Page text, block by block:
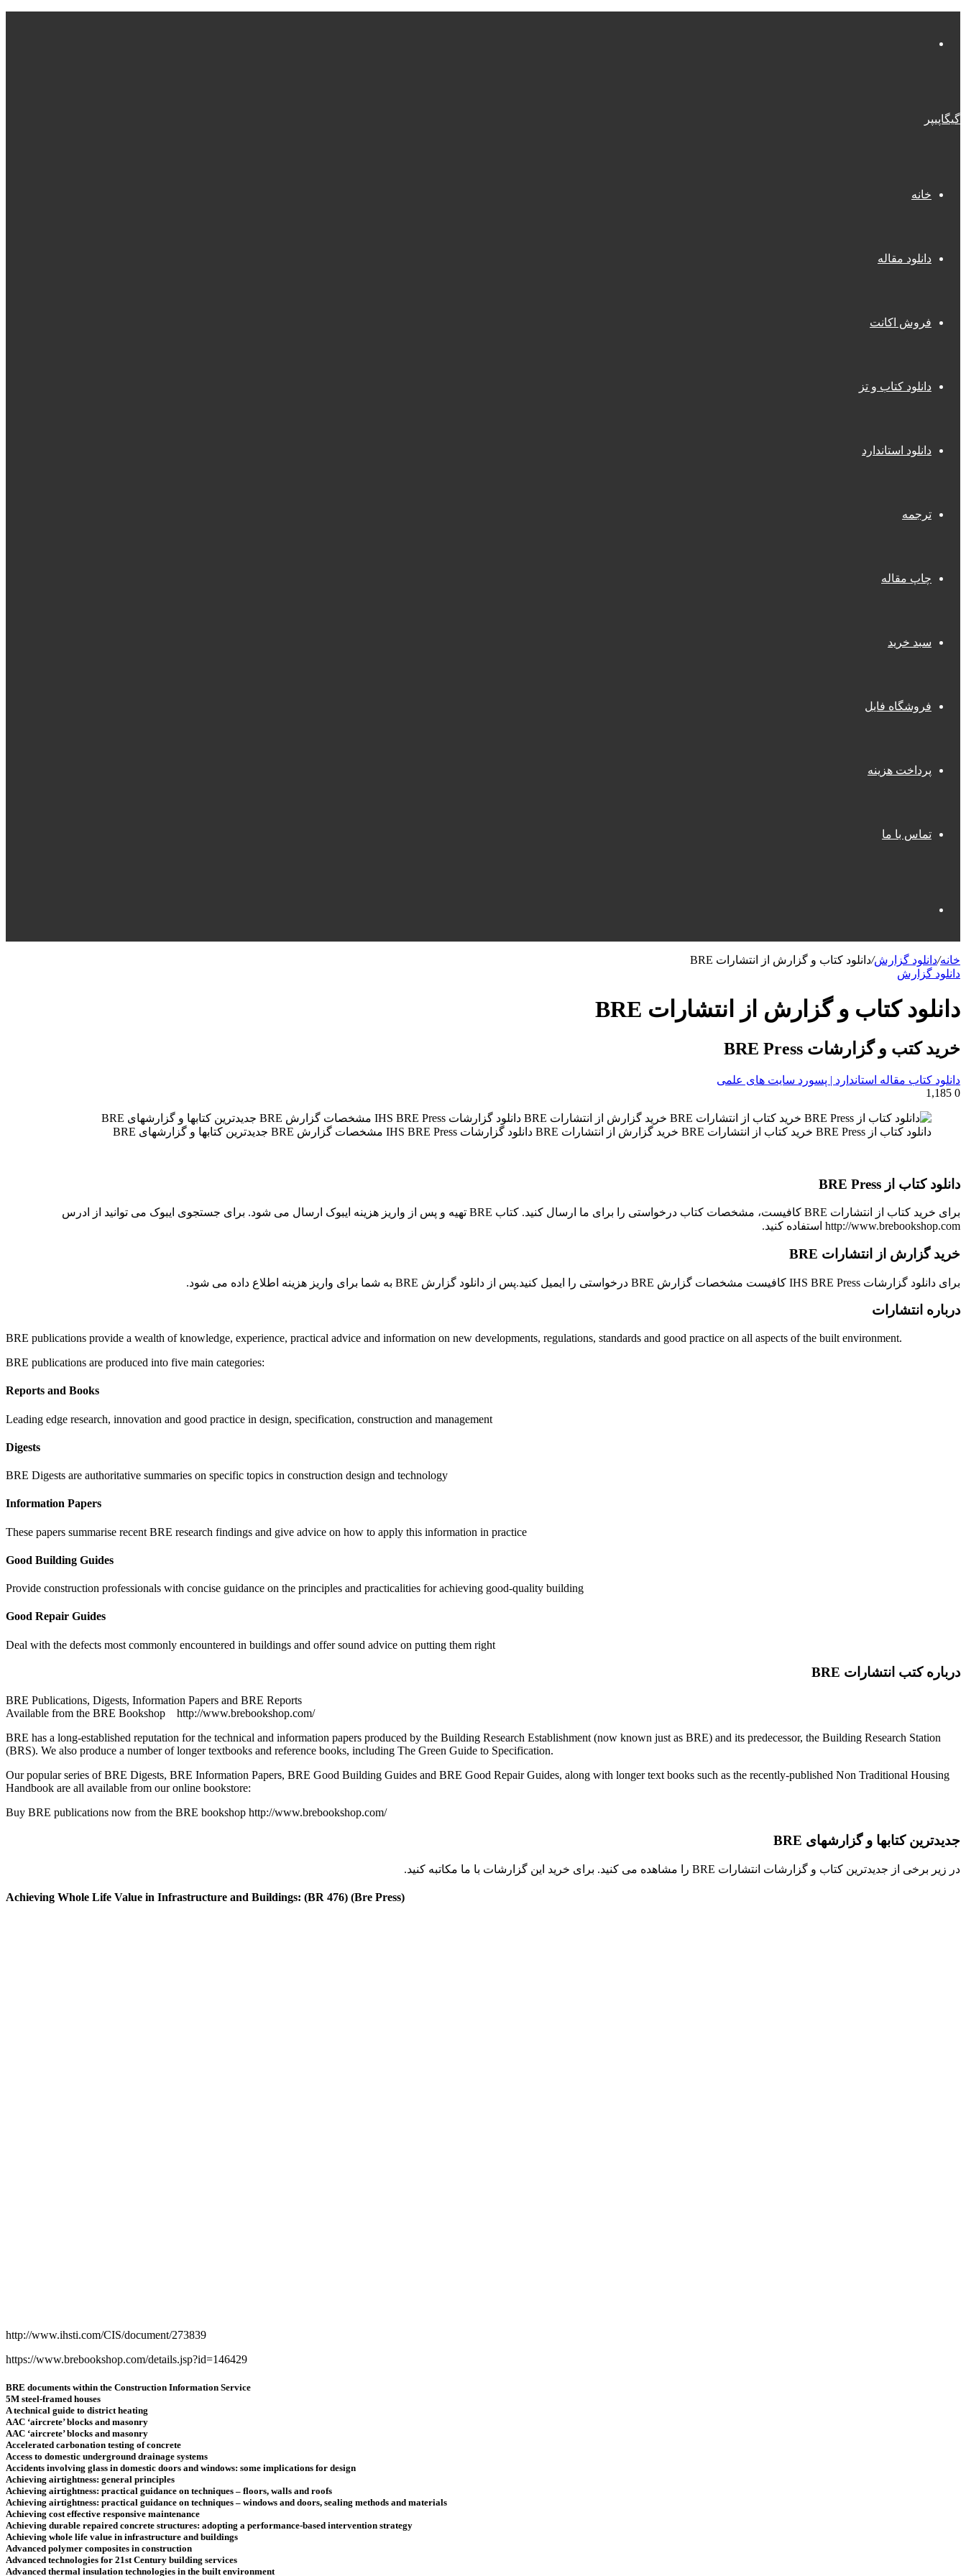
گیگاپیپر
خانه
دانلود مقاله
فروش اکانت
دانلود کتاب و تز
دانلود استاندارد
ترجمه
چاپ مقاله
سبد خرید
فروشگاه فایل
پرداخت هزینه
تماس با ما
برای
خانه/دانلود گزارش/دانلود کتاب و گزارش از انتشارات BRE
دانلود گزارش
دانلود کتاب و گزارش از انتشارات BRE
خرید کتب و گزارشات BRE Press
دانلود کتاب مقاله استاندارد | پسورد سایت های علمی
0
دانلود کتاب از BRE Press خرید کتاب از انتشارات BRE خرید گزارش از انتشارات BRE دانلود گزارشات IHS BRE Press مشخصات گزارش BRE جدیدترین کتابها و گزارشهای BRE
دانلود کتاب از BRE Press
برای خرید کتاب از انتشارات BRE کافیست، مشخصات کتاب درخواستی را برای ما ارسال کنید. کتاب BRE تهیه و پس از واریز هزینه ایبوک ارسال می شود. برای جستجوی ایبوک می توانید از ادرس
http://www.brebookshop.com استفاده کنید.
خرید گزارش از انتشارات BRE
برای دانلود گزارشات IHS BRE Press کافیست مشخصات گزارش BRE درخواستی را ایمیل کنید.پس از دانلود گزارش BRE به شما برای واریز هزینه اطلاع داده می شود.
درباره انتشارات
BRE publications provide a wealth of knowledge, experience, practical advice and information on new developments, regulations, standards and good practice on all aspects of the built environment.
BRE publications are produced into five main categories:
Reports and Books
Leading edge research, innovation and good practice in design, specification, construction and management
Digests
BRE Digests are authoritative summaries on specific topics in construction design and technology
Information Papers
These papers summarise recent BRE research findings and give advice on how to apply this information in practice
Good Building Guides
Provide construction professionals with concise guidance on the principles and practicalities for achieving good-quality building
Good Repair Guides
Deal with the defects most commonly encountered in buildings and offer sound advice on putting them right
درباره کتب انتشارات BRE
BRE Publications, Digests, Information Papers and BRE Reports
Available from the BRE Bookshop http://www.brebookshop.com/
BRE has a long-established reputation for the technical and information papers produced by the Building Research Establishment (now known just as BRE) and its predecessor, the Building Research Station
(BRS). We also produce a number of longer textbooks and reference books, including The Green Guide to Specification.
Our popular series of BRE Digests, BRE Information Papers, BRE Good Building Guides and BRE Good Repair Guides, along with longer text books such as the recently-published Non Traditional Housing
Handbook are all available from our online bookstore:
Buy BRE publications now from the BRE bookshop http://www.brebookshop.com/
جدیدترین کتابها و گزارشهای BRE
در زیر برخی از جدیدترین کتاب و گزارشات انتشارات BRE را مشاهده می کنید. برای خرید این گزارشات با ما مکاتبه کنید.
Achieving Whole Life Value in Infrastructure and Buildings: (BR 476) (Bre Press)
http://www.ihsti.com/CIS/document/273839
https://www.brebookshop.com/details.jsp?id=146429
BRE documents within the Construction Information Service
5M steel-framed houses
A technical guide to district heating
AAC ‘aircrete’ blocks and masonry
AAC ‘aircrete’ blocks and masonry
Accelerated carbonation testing of concrete
Access to domestic underground drainage systems
Accidents involving glass in domestic doors and windows: some implications for design
Achieving airtightness: general principles
Achieving airtightness: practical guidance on techniques – floors, walls and roofs
Achieving airtightness: practical guidance on techniques – windows and doors, sealing methods and materials
Achieving cost effective responsive maintenance
Achieving durable repaired concrete structures: adopting a performance-based intervention strategy
Achieving whole life value in infrastructure and buildings
Advanced polymer composites in construction
Advanced technologies for 21st Century building services
Advanced thermal insulation technologies in the built environment